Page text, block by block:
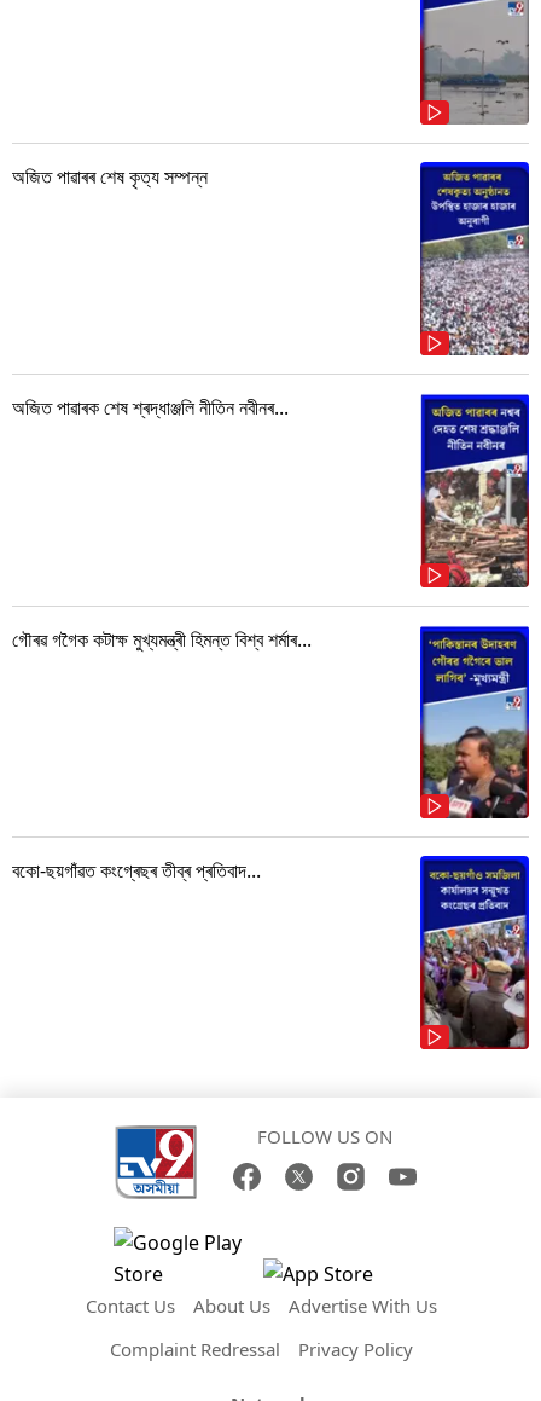
অজিত পাৱাৰৰ শেষ কৃত্য সম্পন্ন
অজিত পাৱাৰক শেষ শ্ৰদ্ধাঞ্জলি নীতিন নবীনৰ...
গৌৰৱ গগৈক কটাক্ষ মুখ্যমন্ত্ৰী হিমন্ত বিশ্ব শৰ্মাৰ...
বকো-ছয়গাঁৱত কংগ্ৰেছৰ তীব্ৰ প্ৰতিবাদ...
FOLLOW US ON
Contact Us About Us
Advertise With Us
Complaint Redressal
Privacy Policy